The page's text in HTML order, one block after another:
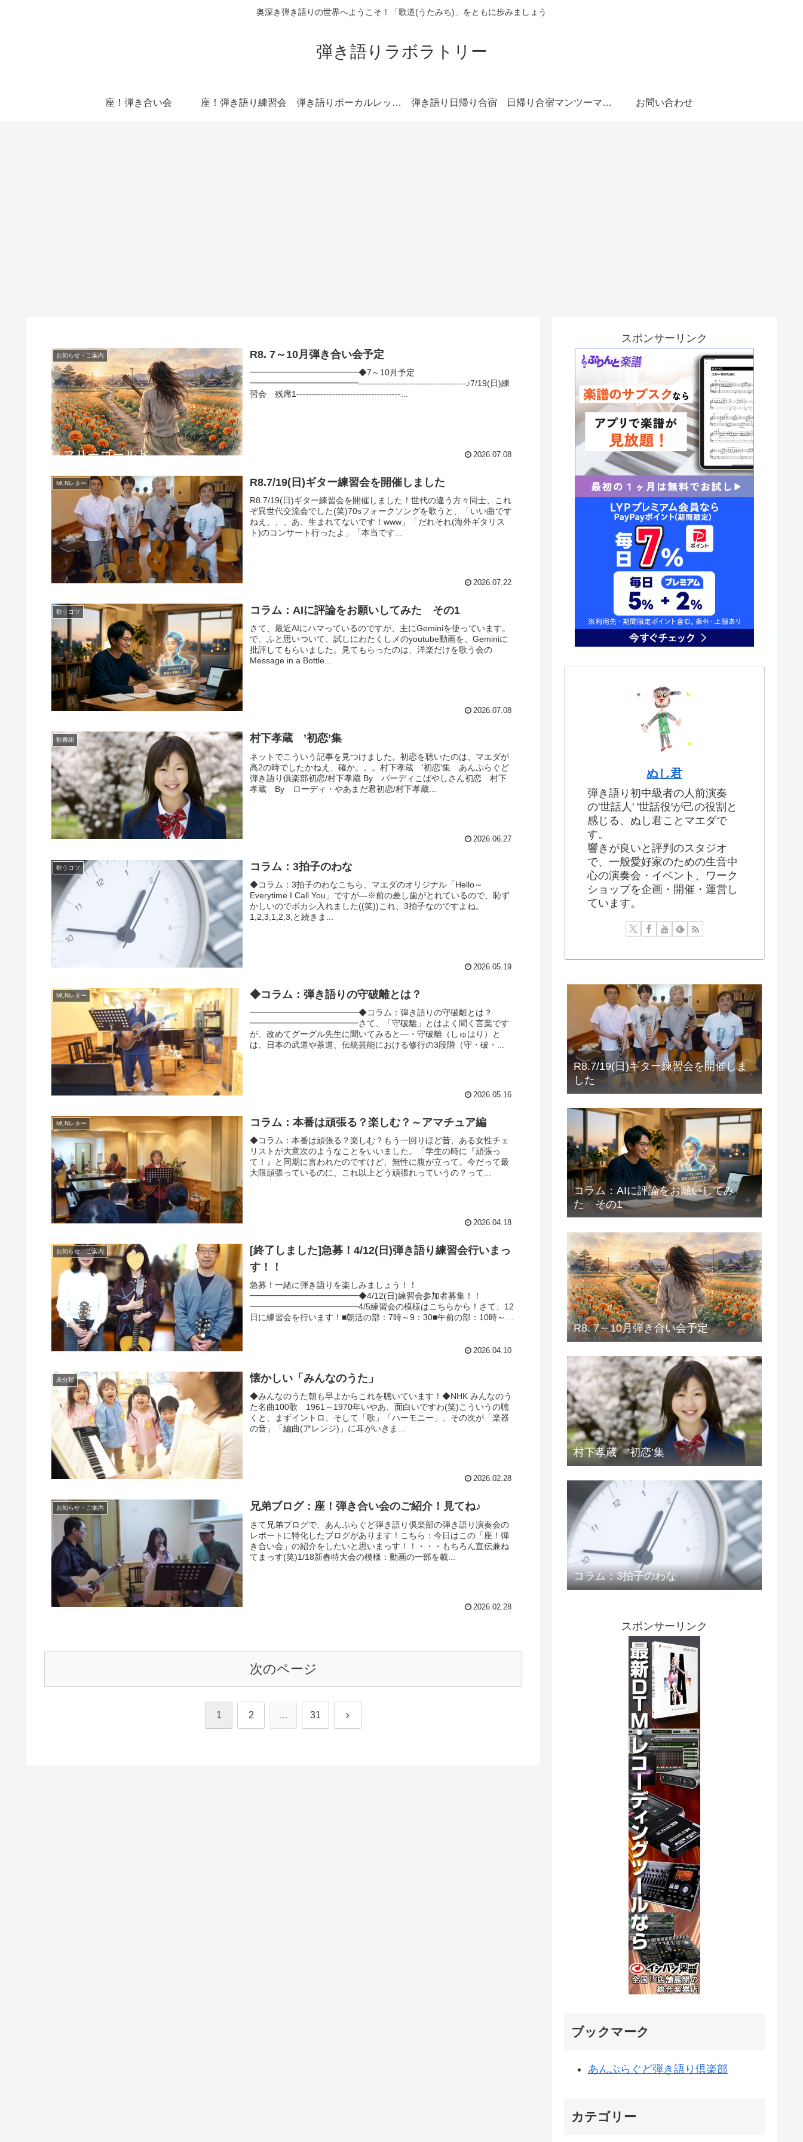
奥深き弾き語りの世界へようこそ！「歌道(うたみち)」をともに歩みましょう
弾き語りラボラトリー
座！弾き合い会 座！弾き語り練習会 弾き語りボーカルレッスン 弾き語り日帰り合宿 日帰り合宿マンツーマン編 お問い合わせ
お知らせ・ご案内 R8. 7～10月弾き合い会予定
━━━━━━━━━━━━━◆7～10月予定
━━━━━━━━━━━━━------------------------------------♪7/19(日)練
習会 残席1-----------------------------------...
2026.07.08
MLNレター R8.7/19(日)ギター練習会を開催しました
R8.7/19(日)ギター練習会を開催しました！世代の違う方々同士、これ
ぞ異世代交流会でした(笑)70sフォークソングを歌うと、「いい曲です
ねえ、、、あ、生まれてないです！www」「だれそれ(海外ギタリス
ト)のコンサート行ったよ」「本当です...
2026.07.22
歌うコツ コラム：AIに評論をお願いしてみた その1
さて、最近AIにハマっているのですが、主にGeminiを使っています。
で、ふと思いついて、試しにわたくしメのyoutube動画を、Geminiに
批評してもらいました。見てもらったのは、洋楽だけを歌う会の
Message in a Bottle...
2026.07.08
歌番組 村下孝蔵 ’初恋’集
ネットでこういう記事を見つけました。初恋を聴いたのは、マエダが
高2の時でしたかねえ、確か。。。村下孝蔵 '初恋'集 あんぷらぐど
弾き語り俱楽部初恋/村下孝蔵 By バーディこばやしさん初恋 村下
孝蔵 By ローディ・やあまだ君初恋/村下孝蔵...
2026.06.27
歌うコツ コラム：3拍子のわな
◆コラム：3拍子のわなこちら、マエダのオリジナル「Hello～
Everytime I Call You」ですが―※前の差し歯がとれているので、恥ず
かしいのでボカシ入れました((笑))これ、3拍子なのですよね。
1,2,3,1,2,3,と続きま...
2026.05.19
MLNレター ◆コラム：弾き語りの守破離とは？
━━━━━━━━━━━━━◆コラム：弾き語りの守破離とは？
━━━━━━━━━━━━━さて、「守破離」とはよく聞く言葉です
が、改めてグーグル先生に聞いてみると―・守破離（しゅはり）と
は、日本の武道や茶道、伝統芸能における修行の3段階（守・破・...
2026.05.16
MLNレター コラム：本番は頑張る？楽しむ？～アマチュア編
◆コラム：本番は頑張る？楽しむ？もう一回りほど昔、ある女性チェ
リストが大意次のようなことをいいました。「学生の時に『頑張っ
て！』と同期に言われたのですけど、無性に腹が立って。今だって最
大限頑張っているのに、これ以上どう頑張れっていうの？って...
2026.04.18
お知らせ・ご案内
[終了しました]急募！4/12(日)弾き語り練習会行いまっ
す！！
急募！一緒に弾き語りを楽しみましょう！！
━━━━━━━━━━━━━◆4/12(日)練習会参加者募集！！
━━━━━━━━━━━━━4/5練習会の模様はこちらから！さて、12
日に練習会を行います！■朝活の部：7時～9：30■午前の部：10時～
2026.04.10
未分類 懐かしい「みんなのうた」
◆みんなのうた朝も早よからこれを聴いています！◆NHK みんなのう
た名曲100歌 1961～1970年いやあ、面白いですわ(笑)こういうの聴
くと、まずイントロ、そして「歌」「ハーモニー」、その次が「楽器
の音」「編曲(アレンジ)」に耳がいきま...
2026.02.28
お知らせ・ご案内 兄弟ブログ：座！弾き合い会のご紹介！見てね♪
さて兄弟ブログで、あんぷらぐど弾き語り倶楽部の弾き語り演奏会の
レポートに特化したブログがあります！こちら：今日はこの「座！弾
き合い会」の紹介をしたいと思いまっす！！・・・もちろん宣伝兼ね
てまっす(笑)1/18新春特大会の模様：動画の一部を載...
2026.02.28
次のページ
1 2 … 31 次
スポンサーリンク
ぬし君
弾き語り初中級者の人前演奏
の'世話人' '世話役'が己の役割と
感じる、ぬし君ことマエダで
す。
響きが良いと評判のスタジオ
で、一般愛好家のための生音中
心の演奏会・イベント、ワーク
ショップを企画・開催・運営し
ています。
R8.7/19(日)ギター練習会を開催しま
した
コラム：AIに評論をお願いしてみ
た その1
R8. 7～10月弾き合い会予定
村下孝蔵 ’初恋’集
コラム：3拍子のわな
スポンサーリンク
ブックマーク
あんぷらぐど弾き語り倶楽部
カテゴリー